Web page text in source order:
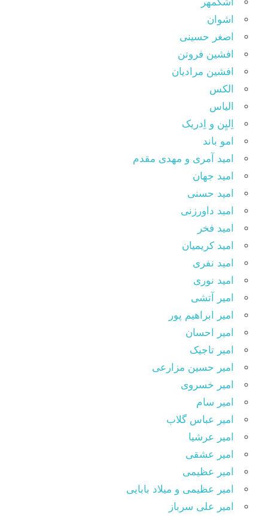
اشوان
اصغر حسینی
افشین فروتن
افشین مرادیان
الکس
الیاس
اِلیِن و اِدریک
امو باند
امید آمری و مهدی مقدم
امید جهان
امید حسنی
امید داورزنی
امید فخر
امید کریمیان
امید نفری
امید نوری
امیر آتشی
امیر ابراهیم پور
امیر احسان
امیر تاجیک
امیر حسین مزارعی
امیر خسروی
امیر سام
امیر عباس گلاب
امیر عرشیا
امیر عشقی
امیر عظیمی
امیر عظیمی و میلاد بابایی
امیر علی سرباز